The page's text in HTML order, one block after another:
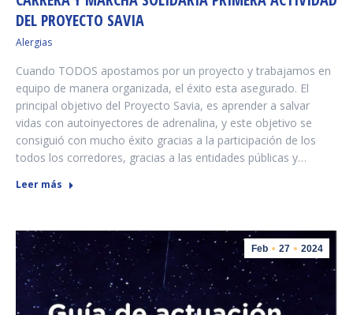
DEL PROYECTO SAVIA
Alergias
Cuando TODOS apostamos por un proyecto y trabajamos en
equipo de manera organizada, el éxito esta asegurado. El
principal objetivo del Proyecto Savia, es aprender a salvar
vidas con autoinyectores de adrenalina, y este objetivo se
consiguió con mucho éxito gracias a la participación de los
todos los corredores, gracias a las entidades públicas y…
Leer más
Feb 27 2024